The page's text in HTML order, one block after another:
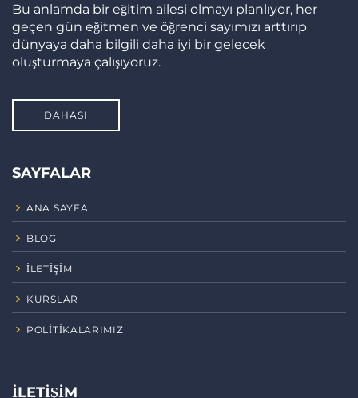
Bu anlamda bir eğitim ailesi olmayı planlıyor, her
geçen gün eğitmen ve öğrenci sayımızı arttırıp
dünyaya daha bilgili daha iyi bir gelecek
oluşturmaya çalışıyoruz.
DAHASI
SAYFALAR
ANA SAYFA
BLOG
İLETIŞIM
KURSLAR
POLITIKALARIMIZ
İLETIŞIM